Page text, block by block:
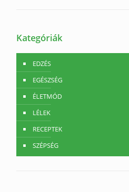
Kategóriák
EDZÉS
EGÉSZSÉG
ÉLETMÓD
LÉLEK
RECEPTEK
SZÉPSÉG